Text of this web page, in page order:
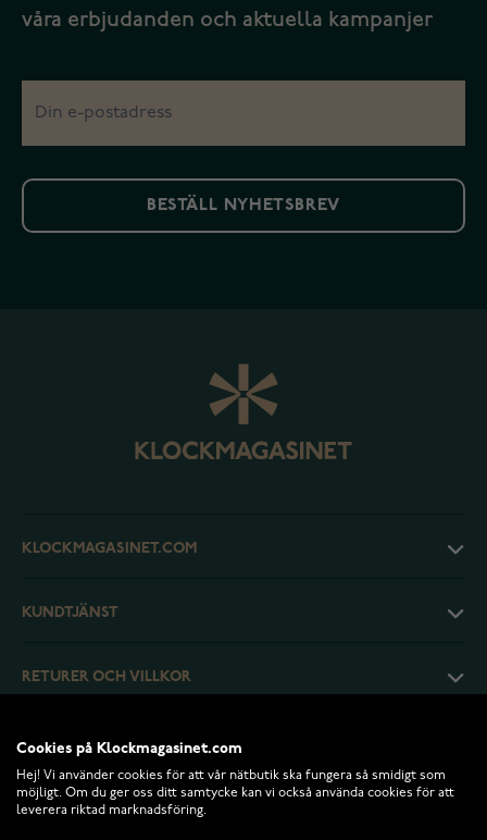
våra erbjudanden och aktuella kampanjer
BESTÄLL NYHETSBREV
KLOCKMAGASINET.COM
KUNDTJÄNST
RETURER OCH VILLKOR
INFO
Cookies på Klockmagasinet.com
Hej! Vi använder cookies för att vår nätbutik ska fungera så smidigt som
möjligt. Om du ger oss ditt samtycke kan vi också använda cookies för att
leverera riktad marknadsföring.